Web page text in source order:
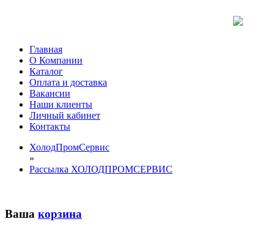
Главная
О Компании
Каталог
Оплата и доставка
Вакансии
Наши клиенты
Личный кабинет
Контакты
ХолодПромСервис
»
Рассылка ХОЛОДПРОМСЕРВИС
Ваша корзина